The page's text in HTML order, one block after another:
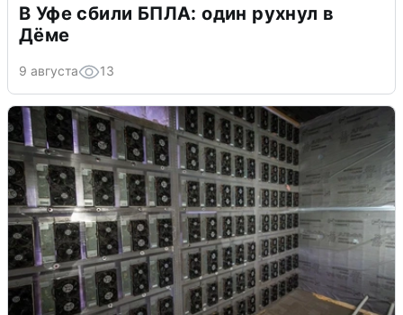
В Уфе сбили БПЛА: один рухнул в
Дёме
9 августа 13